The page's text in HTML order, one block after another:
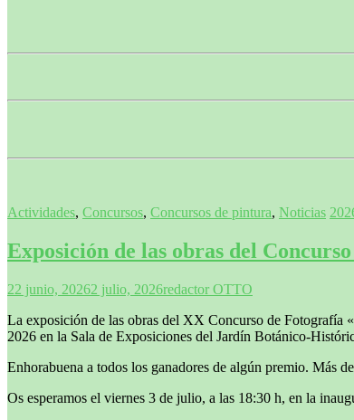
Actividades, Concursos, Concursos de pintura, Noticias
Exposición de las obras del
22 junio, 20262 julio, 2026redactor OTTO
La exposición de las obras del XX Concurso de Fotografía
2026 en la Sala de Exposiciones del Jardín Botánico-
Enhorabuena a todos los ganadores de algún premio. Más
Os esperamos el viernes 3 de julio, a las 18:30 h, en la